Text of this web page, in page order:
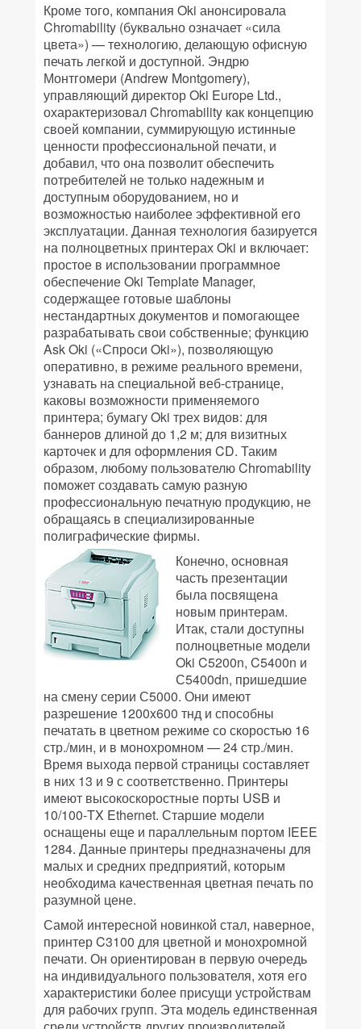
Кроме того, компания Oki анонсировала
Chromability (буквально означает «сила
цвета») — технологию, делающую офисную
печать легкой и доступной. Эндрю
Монтгомери (Andrew Montgomery),
управляющий директор Oki Europe Ltd.,
охарактеризовал Chromability как концепцию
своей компании, суммирующую истинные
ценности профессиональной печати, и
добавил, что она позволит обеспечить
потребителей не только надежным и
доступным оборудованием, но и
возможностью наиболее эффективной его
эксплуатации. Данная технология базируется
на полноцветных принтерах Oki и включает:
простое в использовании программное
обеспечение Oki Template Manager,
содержащее готовые шаблоны
нестандартных документов и помогающее
разрабатывать свои собственные; функцию
Ask Oki («Спроси Oki»), позволяющую
оперативно, в режиме реального времени,
узнавать на специальной веб-странице,
каковы возможности применяемого
принтера; бумагу Oki трех видов: для
баннеров длиной до 1,2 м; для визитных
карточек и для оформления CD. Таким
образом, любому пользователю Chromability
поможет создавать самую разную
профессиональную печатную продукцию, не
обращаясь в специализированные
полиграфические фирмы.
Конечно, основная
часть презентации
была посвящена
новым принтерам.
Итак, стали доступны
полноцветные модели
Oki C5200n, C5400n и
С5400dn, пришедшие
на смену серии С5000. Они имеют
разрешение 1200x600 тнд и способны
печатать в цветном режиме со скоростью 16
стр./мин, и в монохромном — 24 стр./мин.
Время выхода первой страницы составляет
в них 13 и 9 с соответственно. Принтеры
имеют высокоскоростные порты USB и
10/100-TX Ethernet. Старшие модели
оснащены еще и параллельным портом IEEE
1284. Данные принтеры предназначены для
малых и средних предприятий, которым
необходима качественная цветная печать по
разумной цене.
Самой интересной новинкой стал, наверное,
принтер C3100 для цветной и монохромной
печати. Он ориентирован в первую очередь
на индивидуального пользователя, хотя его
характеристики более присущи устройствам
для рабочих групп. Эта модель единственная